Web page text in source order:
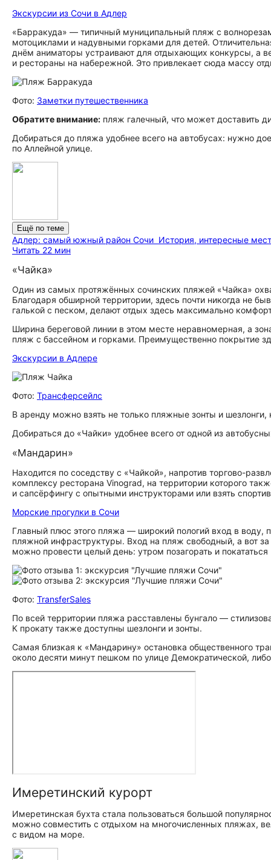
Экскурсии из Сочи в Адлер
«Барракуда» — типичный муниципальный пляж с
мотоциклами и надувными горками для детей.
днём аниматоры устраивают для отдыхающих конкурсы, а
и рестораны на набережной. Это привлекает сюда массу
Фото: Заметки путешественника
Обратите внимание: пляж галечный, что может доставить
Добираться до пляжа удобнее всего на автобусах: нужно
по Аллейной улице.
Ещё по теме
Адлер: самый южный район Сочи История, интересные
Читать 22 мин
«Чайка»
Один из самых протяжённых сочинских пляжей «Чайка»
Благодаря обширной территории, здесь почти никогда не
галькой с песком, делают отдых здесь максимально
Ширина береговой линии в этом месте неравномерная, а
пляж с бассейном и горками. Преимущественно покрытие
Экскурсии в Адлере
Фото: Трансферсейлс
В аренду можно взять не только пляжные зонты и
Добираться до «Чайки» удобнее всего от одной из
«Мандарин»
Находится по соседству с «Чайкой», напротив торгово-
комплексу ресторана Vinograd, на территории которого
и сапсёрфингу с опытными инструкторами или взять
Морские прогулки в Сочи
Главный плюс этого пляжа — широкий пологий вход в
пляжной инфраструктуры. Вход на пляж свободный, а вот
можно провести целый день: утром позагорать и
Фото: TransferSales
По всей территории пляжа расставлены бунгало —
К прокату также доступны шезлонги и зонты.
Самая близкая к «Мандарину» остановка общественного
около десяти минут пешком по улице Демократической,
Имеретинский курорт
Имеретинская бухта стала пользоваться большой
можно совместить с отдыхом на многочисленных пляжах,
с видом на море.